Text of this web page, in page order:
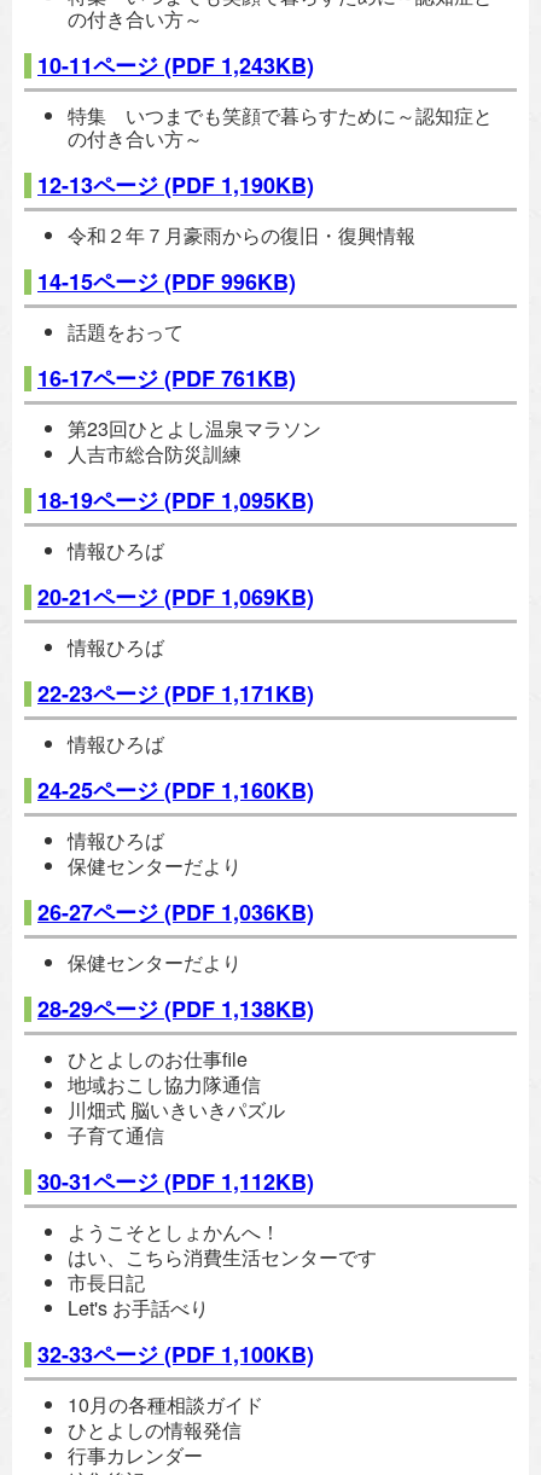
の付き合い方～
10-11ページ(PDF 1,243KB)
特集 いつまでも笑顔で暮らすために～認知症と
の付き合い方～
12-13ページ(PDF 1,190KB)
令和２年７月豪雨からの復旧・復興情報
14-15ページ(PDF 996KB)
話題をおって
16-17ページ(PDF 761KB)
第23回ひとよし温泉マラソン
人吉市総合防災訓練
18-19ページ(PDF 1,095KB)
情報ひろば
20-21ページ(PDF 1,069KB)
情報ひろば
22-23ページ(PDF 1,171KB)
情報ひろば
24-25ページ(PDF 1,160KB)
情報ひろば
保健センターだより
26-27ページ(PDF 1,036KB)
保健センターだより
28-29ページ(PDF 1,138KB)
ひとよしのお仕事file
地域おこし協力隊通信
川畑式 脳いきいきパズル
子育て通信
30-31ページ(PDF 1,112KB)
ようこそとしょかんへ！
はい、こちら消費生活センターです
市長日記
Let's お手話べり
32-33ページ(PDF 1,100KB)
10月の各種相談ガイド
ひとよしの情報発信
行事カレンダー